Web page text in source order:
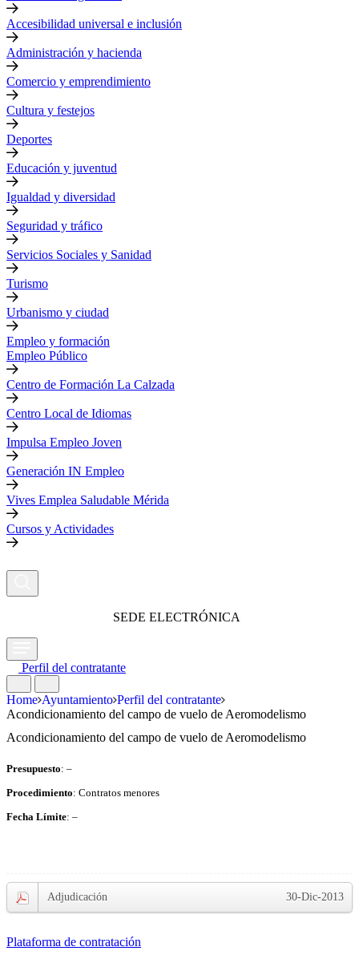
Accesibilidad universal e inclusión
Administración y hacienda
Comercio y emprendimiento
Cultura y festejos
Deportes
Educación y juventud
Igualdad y diversidad
Seguridad y tráfico
Servicios Sociales y Sanidad
Turismo
Urbanismo y ciudad
Empleo y formación
Empleo Público
Centro de Formación La Calzada
Centro Local de Idiomas
Impulsa Empleo Joven
Generación IN Empleo
Vives Emplea Saludable Mérida
Cursos y Actividades
SEDE ELECTRÓNICA
Perfil del contratante
Home Ayuntamiento Perfil del contratante
Acondicionamiento del campo de vuelo de Aeromodelismo
Acondicionamiento del campo de vuelo de Aeromodelismo
Presupuesto: –
Procedimiento: Contratos menores
Fecha Límite: –
30-Dic-2013
Adjudicación
Plataforma de contratación